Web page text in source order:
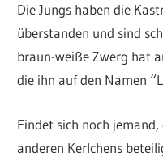
Die Jungs haben die
überstanden und sind
braun-weiße Zwerg hat
die ihn auf den Namen
Findet sich noch
anderen Kerlchens